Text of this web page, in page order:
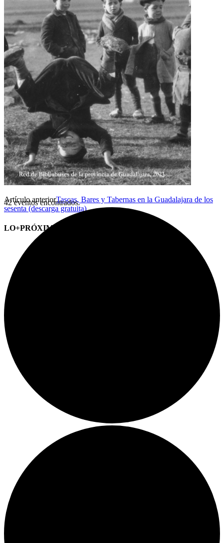
Artículo anteriorTascas, Bares y Tabernas en la Guadalajara de los
sesenta (descarga gratuita)
LO+PRÓXIMO (CITAS)
42 eventos encontrados.